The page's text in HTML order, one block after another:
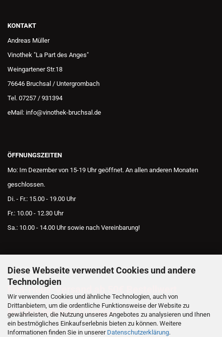
Diese Webseite verwendet Cookies und andere
Technologien
Wir verwenden Cookies und ähnliche Technologien, auch von
Drittanbietern, um die ordentliche Funktionsweise der Website zu
gewährleisten, die Nutzung unseres Angebotes zu analysieren und Ihnen
ein bestmögliches Einkaufserlebnis bieten zu können. Weitere
Informationen finden Sie in unserer Datenschutzerklärung.
KONTAKT
Andreas Müller
Vinothek "La Part des Anges"
Weingartener Str.18
76646 Bruchsal / Untergrombach
Tel. 07257 / 931394
eMail: info@vinothek-bruchsal.de
ÖFFNUNGSZEITEN
Mo: Im Dezember von 15-19 Uhr geöffnet. An allen anderen Monaten
geschlossen.
Di. - Fr.: 15.00 - 19.00 Uhr
Fr.: 10.00 - 12.30 Uhr
Sa.: 10.00 - 14.00 Uhr sowie nach Vereinbarung!
AKTUELLES
Frei-Haus-Versand ab 50€ Bestellwert
im Umkreis von Bruchsal!